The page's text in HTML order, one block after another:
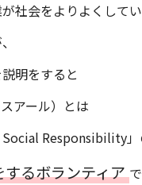
社会をよりよくして
明をすると
アール）とは
Social Responsibility
るボランティア